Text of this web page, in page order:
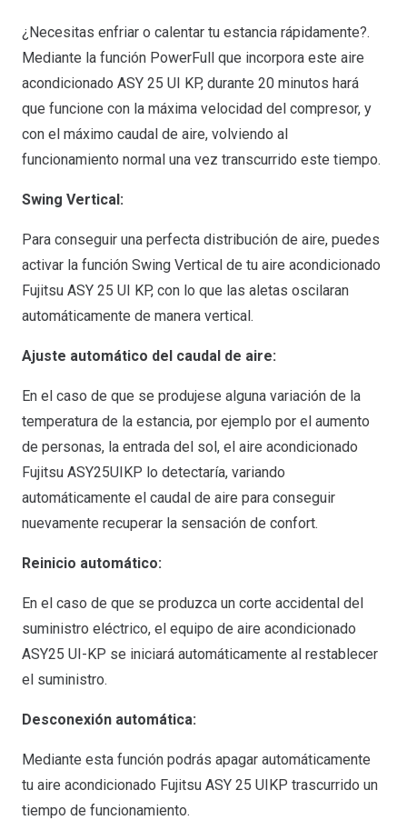
¿Necesitas enfriar o calentar tu estancia rápidamente?.
Mediante la función PowerFull que incorpora este aire
acondicionado ASY 25 UI KP, durante 20 minutos hará
que funcione con la máxima velocidad del compresor, y
con el máximo caudal de aire, volviendo al
funcionamiento normal una vez transcurrido este tiempo.
Swing Vertical:
Para conseguir una perfecta distribución de aire, puedes
activar la función Swing Vertical de tu aire acondicionado
Fujitsu ASY 25 UI KP, con lo que las aletas oscilaran
automáticamente de manera vertical.
Ajuste automático del caudal de aire:
En el caso de que se produjese alguna variación de la
temperatura de la estancia, por ejemplo por el aumento
de personas, la entrada del sol, el aire acondicionado
Fujitsu ASY25UIKP lo detectaría, variando
automáticamente el caudal de aire para conseguir
nuevamente recuperar la sensación de confort.
Reinicio automático:
En el caso de que se produzca un corte accidental del
suministro eléctrico, el equipo de aire acondicionado
ASY25 UI-KP se iniciará automáticamente al restablecer
el suministro.
Desconexión automática:
Mediante esta función podrás apagar automáticamente
tu aire acondicionado Fujitsu ASY 25 UIKP trascurrido un
tiempo de funcionamiento.